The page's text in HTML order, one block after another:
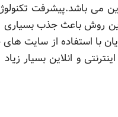
می باشد.پیشرفت
روش باعث جذب بسیاری
با استفاده از سایت
و انلاین بسیار